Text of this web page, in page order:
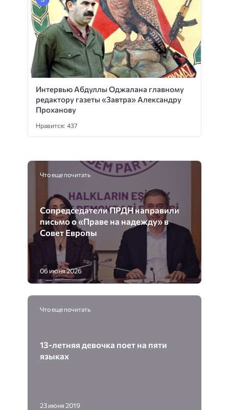
Интервью Абдуллы Оджалана главному
редактору газеты «Завтра» Александру
Проханову
Нравится: 437
Что еще почитать
Сопредседатели ПРДН направили
письмо о «Праве на надежду» в
Совет Европы
06 июня 2026
Что еще почитать
13-летняя девочка поет на пяти
языках
23 июня 2019